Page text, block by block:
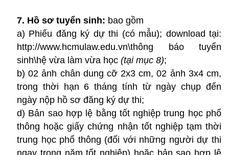
7. Hồ sơ tuyển sinh: bao gồm
a) Phiếu đăng ký dự thi (có mẫu); download tại:
http://www.hcmulaw.edu.vn\thông báo tuyển
sinh\hệ vừa làm vừa học (tại mục 8);
b) 02 ảnh chân dung cỡ 2x3 cm, 02 ảnh 3x4 cm,
trong thời hạn 6 tháng tính từ ngày chụp đến
ngày nộp hồ sơ đăng ký dự thi;
d) Bản sao hợp lệ bằng tốt nghiệp trung học phổ
thông hoặc giấy chứng nhận tốt nghiệp tạm thời
trung học phổ thông (đối với những người dự thi
ngay trong năm tốt nghiệp) hoặc bản sao hợp lệ